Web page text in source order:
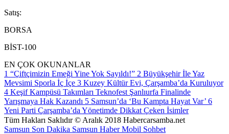
Satış:
BORSA
BİST-100
EN ÇOK OKUNANLAR
1 “Çiftçimizin Emeği Yine Yok Sayıldı!” 2 Büyükşehir İle Yaz
Mevsimi Sporla İç İçe 3 Kuzey Kültür Evi, Çarşamba’da Kuruluyor
4 Keşif Kampüsü Takımları Teknofest Şanlıurfa Finalinde
Yarışmaya Hak Kazandı 5 Samsun’da ‘Bu Kampta Hayat Var’ 6
Yeni Parti Çarşamba’da Yönetimde Dikkat Çeken İsimler
Tüm Hakları Saklıdır © Aralık 2018 Habercarsamba.net
Samsun Son Dakika Samsun HaberMobil Sohbet